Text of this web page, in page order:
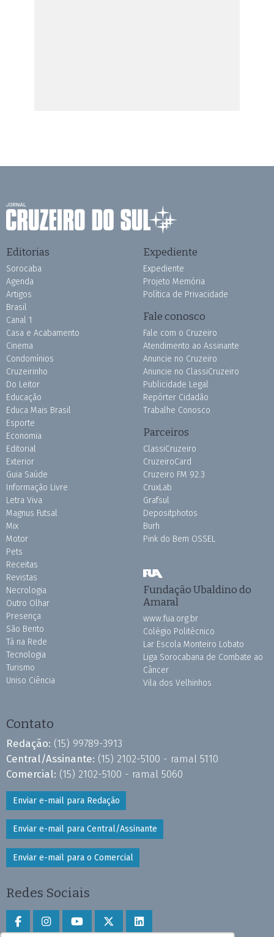
Editorias
Sorocaba
Agenda
Artigos
Brasil
Canal 1
Casa e Acabamento
Cinema
Condomínios
Cruzeirinho
Do Leitor
Educação
Educa Mais Brasil
Esporte
Economia
Editorial
Exterior
Guia Saúde
Informação Livre
Letra Viva
Magnus Futsal
Mix
Motor
Pets
Receitas
Revistas
Necrologia
Outro Olhar
Presença
São Bento
Tá na Rede
Tecnologia
Turismo
Uniso Ciência
Expediente
Expediente
Projeto Memória
Política de Privacidade
Fale conosco
Fale com o Cruzeiro
Atendimento ao Assinante
Anuncie no Cruzeiro
Anuncie no ClassiCruzeiro
Publicidade Legal
Repórter Cidadão
Trabalhe Conosco
Parceiros
ClassiCruzeiro
CruzeiroCard
Cruzeiro FM 92.3
CruxLab
Grafsul
Depositphotos
Burh
Pink do Bem OSSEL
Fundação Ubaldino do
Amaral
www.fua.org.br
Colégio Politécnico
Lar Escola Monteiro Lobato
Liga Sorocabana de Combate ao
Câncer
Vila dos Velhinhos
Contato
Redação: (15) 99789-3913
Central/Assinante: (15) 2102-5100 - ramal 5110
Comercial: (15) 2102-5100 - ramal 5060
Enviar e-mail para Redação
Enviar e-mail para Central/Assinante
Enviar e-mail para o Comercial
Redes Sociais